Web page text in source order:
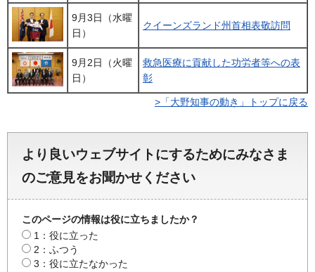
9月3日（水曜
日）
クイーンズランド州首相表敬訪問
9月2日（火曜
日）
救急医療に貢献した功労者等への表
彰
>「大野知事の動き」トップに戻る
より良いウェブサイトにするためにみなさま
のご意見をお聞かせください
このページの情報は役に立ちましたか？
1：役に立った
2：ふつう
3：役に立たなかった